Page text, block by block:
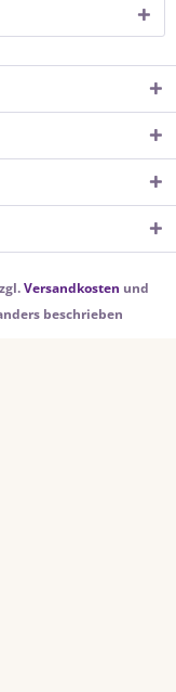
Versandkosten und
beschrieben